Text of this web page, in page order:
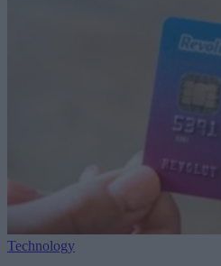
Technology